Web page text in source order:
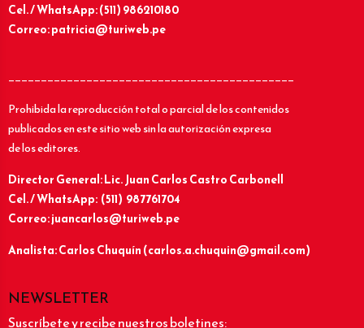
Cel. / WhatsApp: (511) 986210180
Correo: patricia@turiweb.pe
____________________________________________
Prohibida la reproducción total o parcial de los contenidos
publicados en este sitio web sin la autorización expresa
de los editores.
Director General: Lic.Juan Carlos Castro Carbonell
Cel. / WhatsApp: (511) 987761704
Correo: juancarlos@turiweb.pe
Analista: Carlos Chuquín (carlos.a.chuquin@gmail.com)
NEWSLETTER
Suscríbete y recibe nuestros boletines: